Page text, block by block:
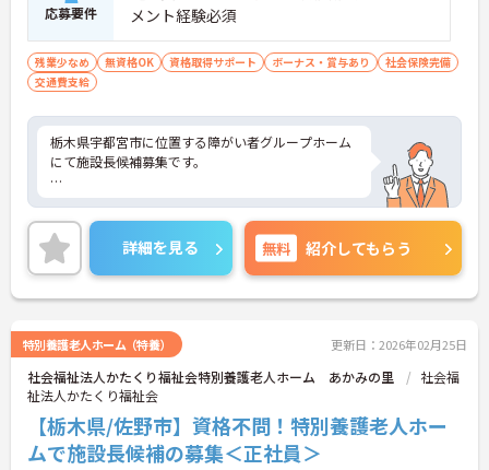
応募要件
メント経験必須
残業少なめ 無資格OK 資格取得サポート ボーナス・賞与あり
社会保険完備
交通費支給
栃木県宇都宮市に位置する障がい者グループホーム
にて施設長候補募集です。
月平均残業10h程度、連休の取得が相談可能など、
プライベートとの両立も叶えやすい環境です。
ご興味のある方には、面接対策ポイントなど、さら
さい。
詳細を見る 無料 紹介してもらう
特別養護老人ホーム（特養） 更新日：2026年02月25日
社会福祉法人かたくり福祉会特別養護老人ホーム あかみの里
社会福
祉法人かたくり福祉会
【栃木県/佐野市】資格不問！特別養護老人ホー
ムで施設長候補の募集＜正社員＞